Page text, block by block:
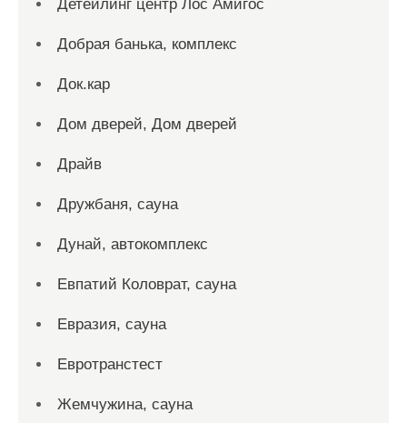
Детейлинг центр Лос Амигос
Добрая банька, комплекс
Док.кар
Дом дверей, Дом дверей
Драйв
Дружбаня, сауна
Дунай, автокомплекс
Евпатий Коловрат, сауна
Евразия, сауна
Евротранстест
Жемчужина, сауна